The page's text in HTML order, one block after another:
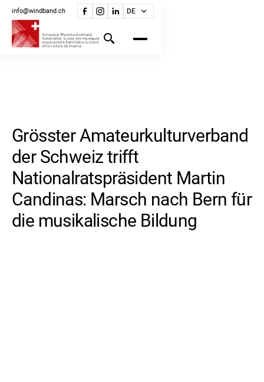
info@windband.ch DE
Grösster Amateurkulturverband
der Schweiz trifft
Nationalratspräsident Martin
Candinas: Marsch nach Bern für
die musikalische Bildung